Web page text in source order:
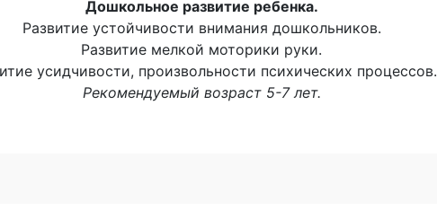
Дошкольное развитие ребенка.
Развитие устойчивости внимания дошкольников.
Развитие мелкой моторики руки.
усидчивости, произвольности психических процессов.
Рекомендуемый возраст 5-7 лет.